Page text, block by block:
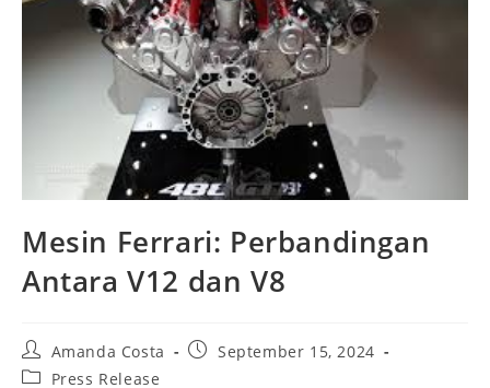
Mesin Ferrari: Perbandingan
Antara V12 dan V8
Post
author:
Amanda Costa
PostSeptember 15, 2024
PostPress Release